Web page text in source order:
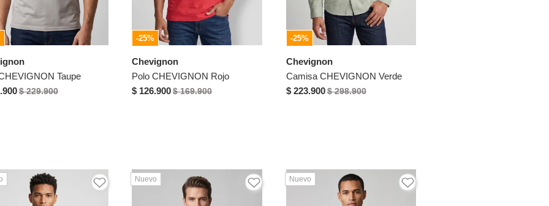
Taupe
$ 229.900
-25%
Chevignon
Polo CHEVIGNON Rojo
$ 126.900$ 169.900
-25%
Chevignon
Camisa CHEVIGNON Verde
$ 223.900$ 298.900
Nuevo Nuevo